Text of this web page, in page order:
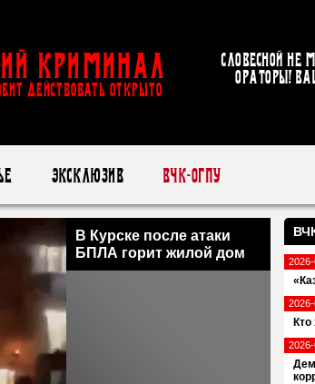
Криминал
ДЕЙСТВОВАТЬ ОТКРЫТО
Словесной не
ораторы!
Эксклюзив ВЧК-ОГПУ
В Курске после атаки
БПЛА горит жилой дом